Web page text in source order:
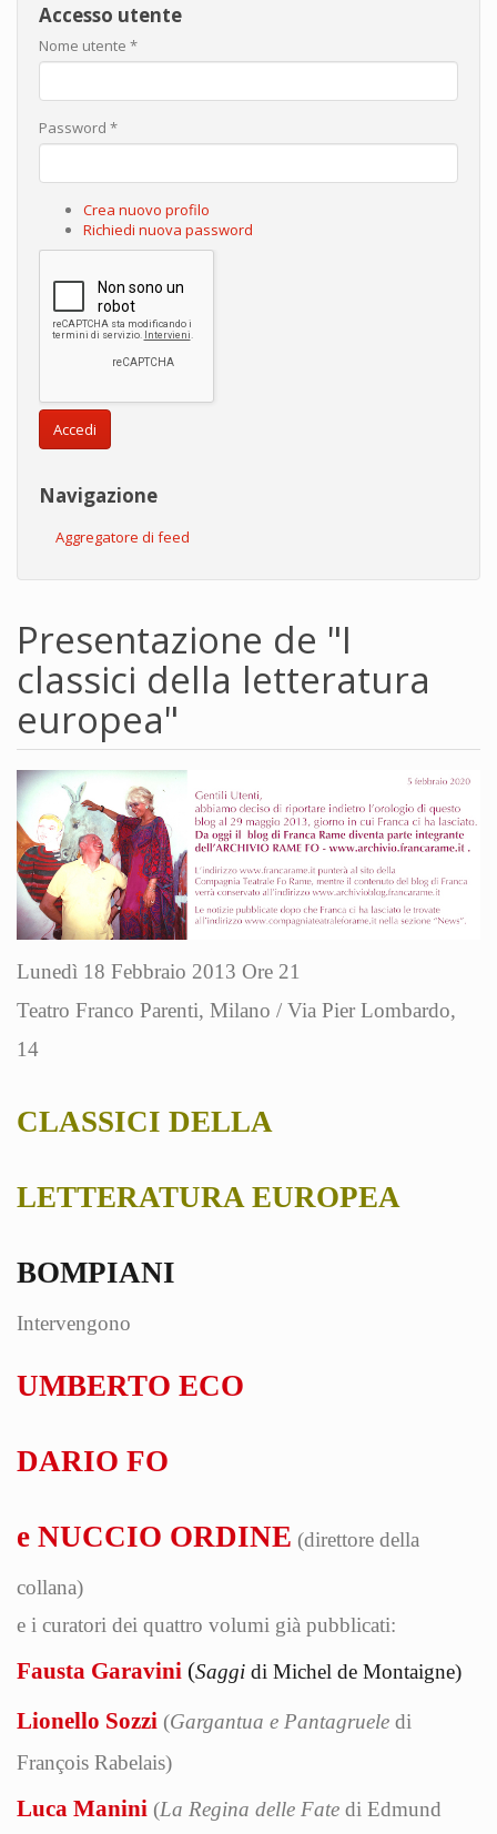
Accesso utente
Nome utente *
Password *
Crea nuovo profilo
Richiedi nuova password
Accedi
Navigazione
Aggregatore di feed
Presentazione de "I
classici della letteratura
europea"
Lunedì 18 Febbraio 2013 Ore 21
Teatro Franco Parenti, Milano / Via Pier Lombardo,
14
CLASSICI DELLA
LETTERATURA EUROPEA
BOMPIANI
Intervengono
UMBERTO ECO
DARIO FO
e NUCCIO ORDINE (direttore della
collana)
e i curatori dei quattro volumi già pubblicati:
Fausta Garavini (Saggi di Michel de Montaigne)
Lionello Sozzi (Gargantua e Pantagruele di
François Rabelais)
Luca Manini (La Regina delle Fate di Edmund